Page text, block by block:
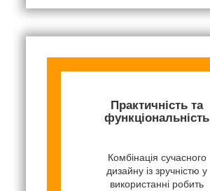
Практичність та
функціональність
Комбінація сучасного
дизайну із зручністю у
використанні робить